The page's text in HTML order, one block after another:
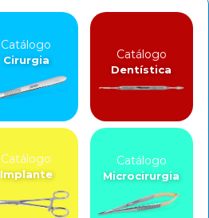
Catálogo
Cirurgia Catálogo
Dentística
Catálogo
Implante
Catálogo
Microcirurgia